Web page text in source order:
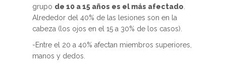
grupo de 10 a 15 años es el más afectado
Alrededor del 40% de las lesiones son en la
cabeza (los ojos en el 15 a 30% de los casos).
-Entre el 20 a 40% afectan miembros superiores,
manos y dedos.